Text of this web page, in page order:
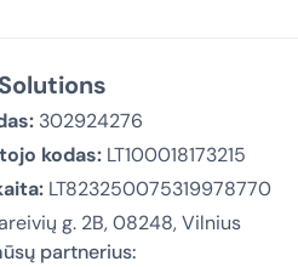
302924276
kodas: LT100018173215
LT823250075319978770
g. 2B, 08248, Vilnius
partnerius: